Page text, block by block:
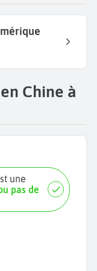
Chine à
pas de